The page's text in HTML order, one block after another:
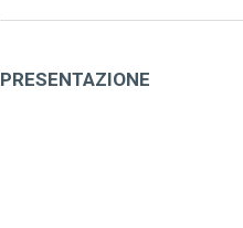
PRESENTAZIONE